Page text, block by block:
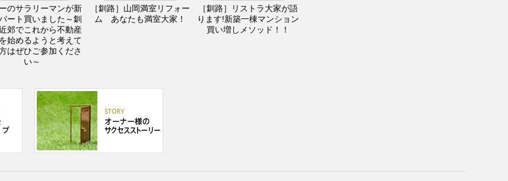
のサラリーマンが新
ート買いました～釧
郊でこれから不動産
始めるようと考えて
はぜひご参加くださ
い～
［釧路］山岡満室リフォー
ム あなたも満室大家！
［釧路］リストラ大家が語
ります!新築一棟マンション
買い増しメソッド！！